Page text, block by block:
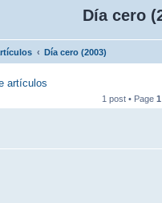
Día cero
Día cero (2003)
artículos
1 post • Page 1